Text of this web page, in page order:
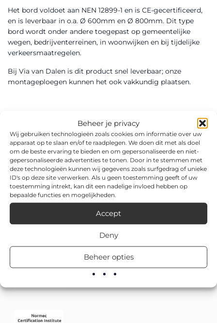
Beheer je privacy
Wij gebruiken technologieën zoals cookies om informatie over uw
apparaat op te slaan en/of te raadplegen. We doen dit met als doel
om de beste ervaring te bieden en om gepersonaliseerde en niet-
gepersonaliseerde advertenties te tonen. Door in te stemmen met
deze technologieën kunnen wij gegevens zoals surfgedrag of unieke
ID's op deze site verwerken. Als u geen toestemming geeft of uw
toestemming intrekt, kan dit een nadelige invloed hebben op
bepaalde functies en mogelijkheden.
Accept
Deny
Beheer opties
Het bord voldoet aan NEN 12899-1 en is CE-gecertificeerd,
en is leverbaar in o.a. Ø 600mm en Ø 800mm. Dit type
bord wordt onder andere toegepast op gemeentelijke
wegen, bedrijventerreinen, in woonwijken en bij tijdelijke
verkeersmaatregelen.
Bij Via van Dalen is dit product snel leverbaar; onze
montageploegen kunnen het ook vakkundig plaatsen.